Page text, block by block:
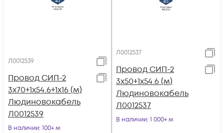
Л0012539
Провод СИП-2
3х70+1х54.6+1х16 (м)
Людиновокабель
Л0012539
В наличии: 100+ м
Л0012537
Провод СИП-2
3х50+1х54.6 (м)
Людиновокабель
Л0012537
В наличии: 1 000+ м